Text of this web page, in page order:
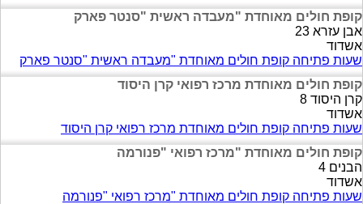
קופת חולים מאוחדת "מעבדה ראשית "סנטר פארק
אבן עזרא 23
אשדוד
שעות פתיחה קופת חולים מאוחדת "מעבדה ראשית "סנטר פארק
קופת חולים מאוחדת מרכז רפואי קרן היסוד
קרן היסוד 8
אשדוד
שעות פתיחה קופת חולים מאוחדת מרכז רפואי קרן היסוד
קופת חולים מאוחדת "מרכז רפואי "פנורמה
הבנים 4
אשדוד
שעות פתיחה קופת חולים מאוחדת "מרכז רפואי "פנורמה